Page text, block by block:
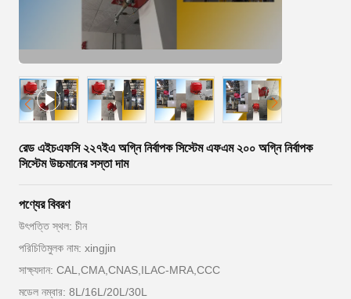
রেড এইচএফসি ২২৭ইএ অগ্নি নির্বাপক সিস্টেম এফএম ২০০ অগ্নি নির্বাপক
সিস্টেম উচ্চমানের সস্তা দাম
পণ্যের বিবরণ
উৎপত্তি স্থল: চীন
পরিচিতিমুলক নাম: xingjin
সাক্ষ্যদান: CAL,CMA,CNAS,ILAC-MRA,CCC
মডেল নম্বার: 8L/16L/20L/30L